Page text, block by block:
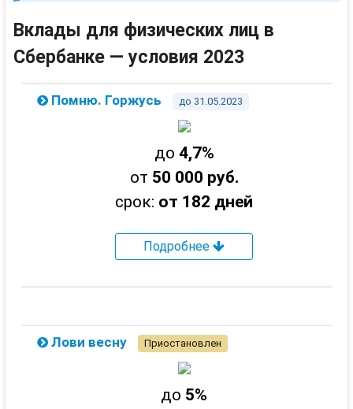
Вклады для физических лиц в
Сбербанке — условия 2023
Помню. Горжусь до 31.05.2023
до 4,7%
от 50 000 руб.
срок: от 182 дней
Подробнее
Лови весну Приостановлен
до 5%